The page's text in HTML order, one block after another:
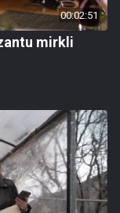
00:02:51
mirkli